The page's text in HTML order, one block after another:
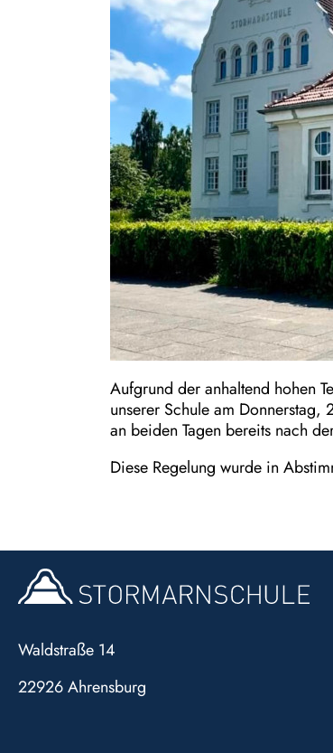
Aufgrund der anhaltend hohen
unserer Schule am
an beiden Tagen bereits nach
Diese Regelung wurde in
Waldstraße 14
22926 Ahrensburg